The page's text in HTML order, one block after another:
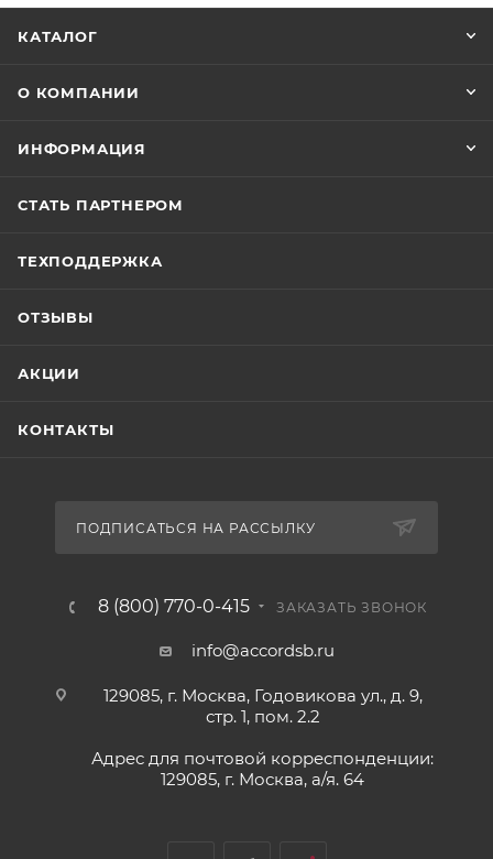
КАТАЛОГ
О КОМПАНИИ
ИНФОРМАЦИЯ
СТАТЬ ПАРТНЕРОМ
ТЕХПОДДЕРЖКА
ОТЗЫВЫ
АКЦИИ
КОНТАКТЫ
ПОДПИСАТЬСЯ НА РАССЫЛКУ
8 (800) 770-0-415 ЗАКАЗАТЬ ЗВОНОК
info@accordsb.ru
129085, г. Москва, Годовикова ул., д. 9,
стр. 1, пом. 2.2
Адрес для почтовой корреспонденции:
129085, г. Москва, а/я. 64